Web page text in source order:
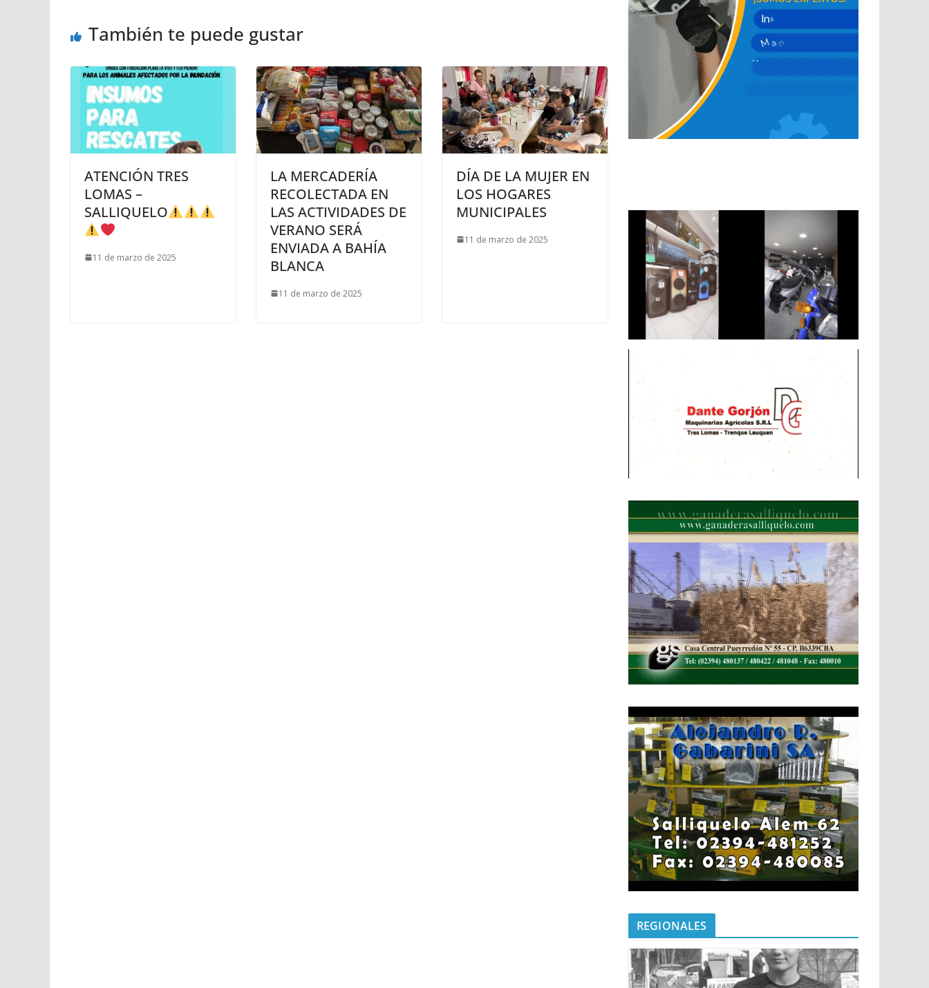
También te puede gustar
ATENCIÓN TRES
LOMAS –
SALLIQUELO
11 de marzo de 2025
LA MERCADERÍA
RECOLECTADA EN
LAS ACTIVIDADES DE
VERANO SERÁ
ENVIADA A BAHÍA
BLANCA
11 de marzo de 2025
DÍA DE LA MUJER EN
LOS HOGARES
MUNICIPALES
11 de marzo de 2025
REGIONALES